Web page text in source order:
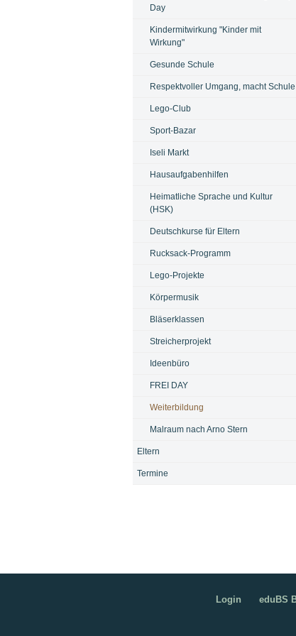
Day
Kindermitwirkung "Kinder mit
Wirkung"
Gesunde Schule
Respektvoller Umgang, macht Schule
Lego-Club
Sport-Bazar
Iseli Markt
Hausaufgabenhilfen
Heimatliche Sprache und Kultur
(HSK)
Deutschkurse für Eltern
Rucksack-Programm
Lego-Projekte
Körpermusik
Bläserklassen
Streicherprojekt
Ideenbüro
FREI DAY
Weiterbildung
Malraum nach Arno Stern
Eltern
Termine
Login eduBS